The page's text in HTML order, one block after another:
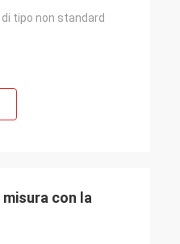
tipo non standard
con la